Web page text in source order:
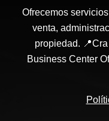
Ofrecemos
venta,
propiedad.
Business Center